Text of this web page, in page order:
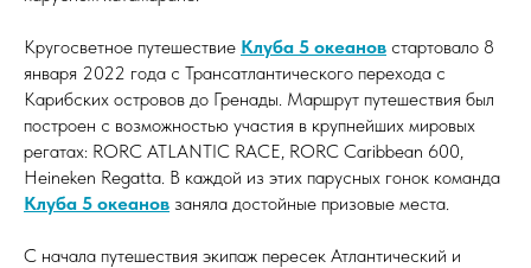
Кругосветное путешествие Клуба 5 океанов стартовало 8
января 2022 года с Трансатлантического перехода с
Карибских островов до Гренады. Маршрут путешествия был
построен с возможностью участия в крупнейших мировых
регатах: RORC ATLANTIC RACE, RORC Caribbean 600,
Heineken Regatta. В каждой из этих парусных гонок команда
Клуба 5 океанов заняла достойные призовые места.
С начала путешествия экипаж пересек Атлантический и